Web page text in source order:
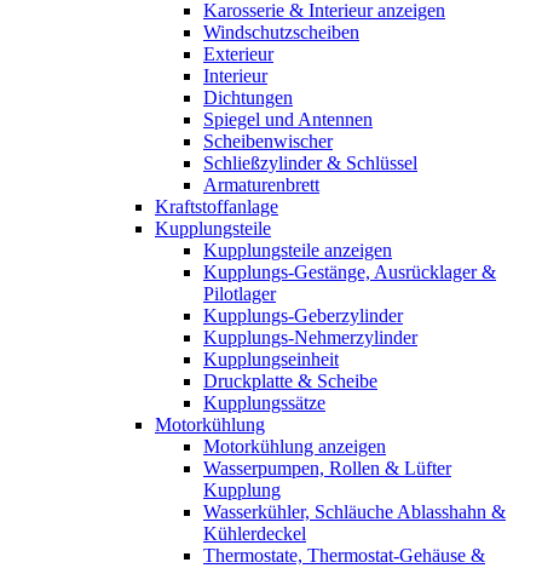
Karosserie & Interieur anzeigen
Windschutzscheiben
Exterieur
Interieur
Dichtungen
Spiegel und Antennen
Scheibenwischer
Schließzylinder & Schlüssel
Armaturenbrett
Kraftstoffanlage
Kupplungsteile
Kupplungsteile anzeigen
Kupplungs-Gestänge, Ausrücklager &
Pilotlager
Kupplungs-Geberzylinder
Kupplungs-Nehmerzylinder
Kupplungseinheit
Druckplatte & Scheibe
Kupplungssätze
Motorkühlung
Motorkühlung anzeigen
Wasserpumpen, Rollen & Lüfter
Kupplung
Wasserkühler, Schläuche Ablasshahn &
Kühlerdeckel
Thermostate, Thermostat-Gehäuse &